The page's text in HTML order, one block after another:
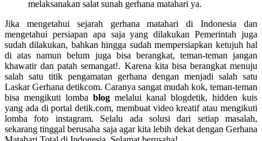
melaksanakan salat sunah gerhana matahari ya.
Jika mengetahui sejarah gerhana matahari di Indonesia dan
mengetahui persiapan apa saja yang dilakukan Pemerintah juga
sudah dilakukan, bahkan hingga sudah mempersiapkan ketujuh hal
di atas namun belum juga bisa berangkat, teman-teman jangan
khawatir dan patah semangat!. Karena kita bisa berangkat menuju
salah satu titik pengamatan gerhana dengan menjadi salah satu
Laskar Gerhana detikcom. Caranya sangat mudah kok, teman-teman
bisa mengikuti lomba blog melalui kanal blogdetik, hidden kuis
yang ada di portal detik.com, membuat video kreatif atau mengikuti
lomba foto instagram. Selalu ada solusi dari setiap masalah,
sekarang tinggal berusaha saja agar kita lebih dekat dengan Gerhana